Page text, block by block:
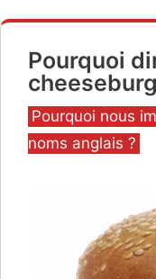
Pourquoi
Catégories
Pourquoi nous
noms anglais ?